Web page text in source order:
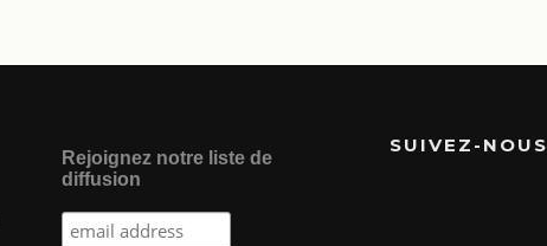
Rejoignez notre liste de
diffusion
SUIVEZ-NOUS